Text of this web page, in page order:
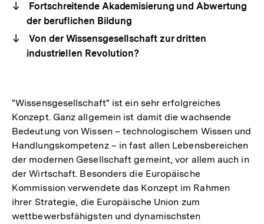
Fortschreitende Akademisierung und Abwertung
der beruflichen Bildung
Von der Wissensgesellschaft zur dritten
industriellen Revolution?
"Wissensgesellschaft" ist ein sehr erfolgreiches
Konzept. Ganz allgemein ist damit die wachsende
Bedeutung von Wissen – technologischem Wissen und
Handlungskompetenz – in fast allen Lebensbereichen
der modernen Gesellschaft gemeint, vor allem auch in
der Wirtschaft. Besonders die Europäische
Kommission verwendete das Konzept im Rahmen
ihrer Strategie, die Europäische Union zum
wettbewerbsfähigsten und dynamischsten